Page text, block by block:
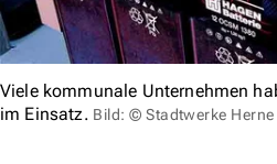
Viele kommunale Unternehmen
im Einsatz. Bild: © Stadtwerke Herne